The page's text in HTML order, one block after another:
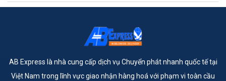
AB Express là nhà cung cấp dịch vụ Chuyển phát nhanh quốc tế tại
Việt Nam trong lĩnh vực giao nhận hàng hoá với phạm vi toàn cầu